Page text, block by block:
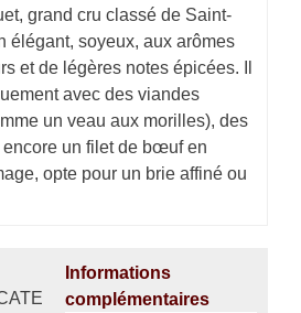
grand cru classé de Saint-
élégant, soyeux, aux arômes
et de légères notes épicées. Il
avec des viandes
un veau aux morilles), des
un filet de bœuf en
opte pour un brie affiné ou
Informations
complémentaires